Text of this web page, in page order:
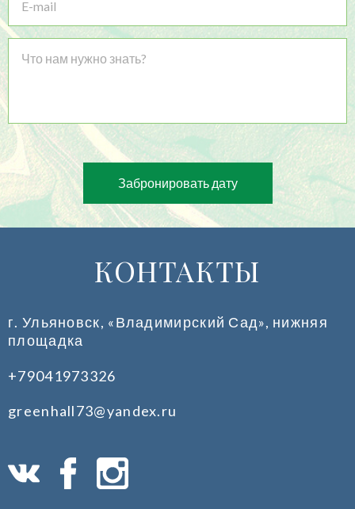
Забронировать дату
КОНТАКТЫ
г. Ульяновск, «Владимирский Сад», нижняя
площадка
+79041973326
greenhall73@yandex.ru